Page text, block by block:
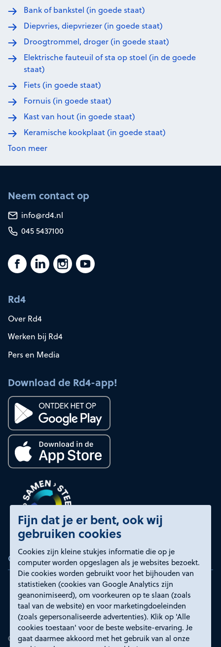
Fijn dat je er bent, ook wij
gebruiken cookies
Cookies zijn kleine stukjes informatie die op je
computer worden opgeslagen als je websites bezoekt.
Die cookies worden gebruikt voor het bijhouden van
statistieken (cookies van Google Analytics zijn
geanonimiseerd), om voorkeuren op te slaan (zoals
taal van de website) en voor marketingdoeleinden
(zoals gepersonaliseerde advertenties). Klik op 'Alle
cookies toestaan' voor de beste website-ervaring. Je
gaat daarmee akkoord met het gebruik van al onze
Bank of bankstel (in goede staat)
Diepvries, diepvriezer (in goede staat)
Droogtrommel, droger (in goede staat)
Elektrische fauteuil of sta op stoel (in de goede
staat)
Fiets (in goede staat)
Fornuis (in goede staat)
Kast van hout (in goede staat)
Keramische kookplaat (in goede staat)
Toon meer
Neem contact op
info@rd4.nl
045 5437100
Rd4
Over Rd4
Werken bij Rd4
Pers en Media
Download de Rd4-app!
Certificeringen